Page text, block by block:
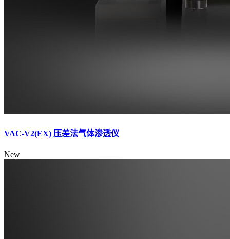
VAC-V2(EX) 压差法气体渗透仪
New